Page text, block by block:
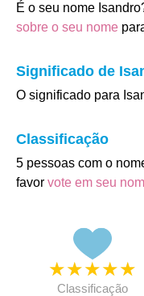
É o seu nome
sobre o seu nome
Significado de
O significado para
Classificação
5 pessoas com o
favor vote em seu
★★★★★
Classificação